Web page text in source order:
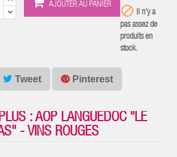
AJOUTER AU PANIER  Il n'y a
pas assez de
produits en
stock.
Tweet Pinterest
: AOP LANGUEDOC "LE
- VINS ROUGES